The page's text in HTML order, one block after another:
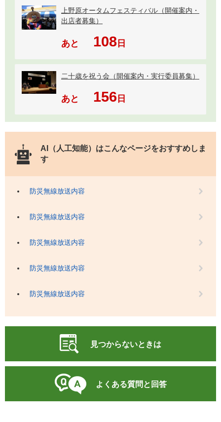
上野原オータムフェスティバル（開催案内・
出店者募集）
あと 108日
二十歳を祝う会（開催案内・実行委員募集）
あと 156 日
AI（人工知能）はこんなページをおすすめしま
す
防災無線放送内容
防災無線放送内容
防災無線放送内容
防災無線放送内容
防災無線放送内容
見つからないときは
よくある質問と回答